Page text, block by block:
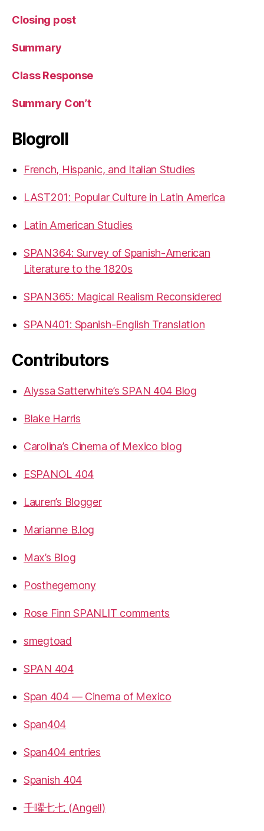
Closing post
Summary
Class Response
Summary Con’t
Blogroll
French, Hispanic, and Italian Studies
LAST201: Popular Culture in Latin America
Latin American Studies
SPAN364: Survey of Spanish-American
Literature to the 1820s
SPAN365: Magical Realism Reconsidered
SPAN401: Spanish-English Translation
Contributors
Alyssa Satterwhite’s SPAN 404 Blog
Blake Harris
Carolina’s Cinema of Mexico blog
ESPANOL 404
Lauren’s Blogger
Marianne B.log
Max’s Blog
Posthegemony
Rose Finn SPANLIT comments
smegtoad
SPAN 404
Span 404 — Cinema of Mexico
Span404
Span404 entries
Spanish 404
千曜七七 (Angell)